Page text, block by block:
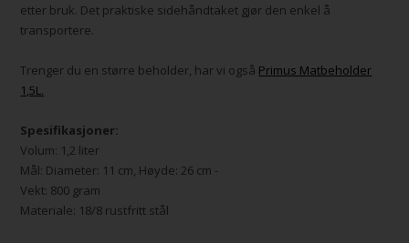
etter bruk. Det praktiske sidehåndtaket gjør den enkel å
transportere.
Trenger du en større beholder, har vi også Primus Matbeholder
1,5L.
Spesifikasjoner:
Volum: 1,2 liter
Mål: Diameter: 11 cm, Høyde: 26 cm -
Vekt: 800 gram
Materiale: 18/8 rustfritt stål